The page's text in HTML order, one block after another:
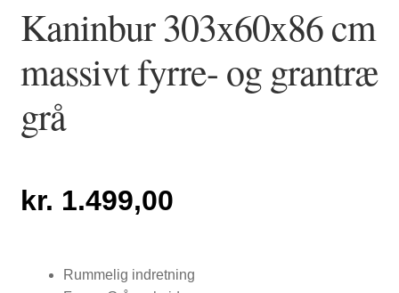
Kaninbur 303x60x86 cm
massivt fyrre- og grantræ
grå
kr. 1.499,00
Rummelig indretning